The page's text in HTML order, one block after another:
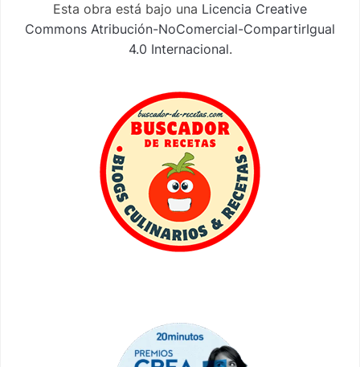
Esta obra está bajo una Licencia Creative
Commons Atribución-NoComercial-CompartirIgual
4.0 Internacional.